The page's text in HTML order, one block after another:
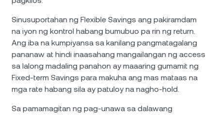
Sinusuportahan ng Flexible Savings ang pakiramdam
na iyon ng kontrol habang bumubuo pa rin ng return.
Ang iba na kumpiyansa sa kanilang pangmatagalang
pananaw at hindi inaasahang mangailangan ng access
sa lalong madaling panahon ay maaaring gumamit ng
Fixed-term Savings para makuha ang mas mataas na
mga rate habang sila ay patuloy na nagho-hold.
Sa pamamagitan ng pag-unawa sa dalawang